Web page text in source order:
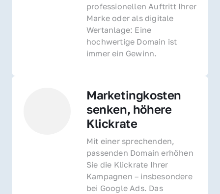
professionellen Auftritt Ihrer
Marke oder als digitale
Wertanlage: Eine
hochwertige Domain ist
immer ein Gewinn.
Marketingkosten
senken, höhere
Klickrate
Mit einer sprechenden,
passenden Domain erhöhen
Sie die Klickrate Ihrer
Kampagnen – insbesondere
bei Google Ads. Das